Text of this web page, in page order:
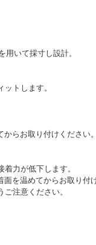
用いて採寸し設計。
トします。
らお取り付けください。
力が低下します。
を温めてからお取り付
注意ください。